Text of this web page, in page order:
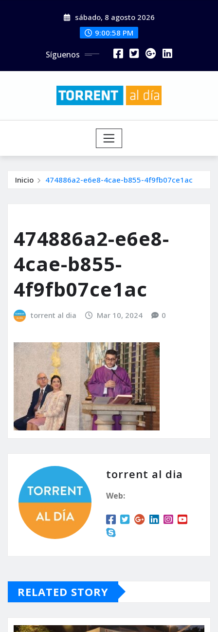
sábado, 8 agosto 2026
9:00:59 PM
Síguenos
Inicio 474886a2-e6e8-4cae-b855-4f9fb07ce1ac
474886a2-e6e8-
4cae-b855-
4f9fb07ce1ac
torrent al dia Mar 10, 2024 0
torrent al dia
Web:
RELATED STORY